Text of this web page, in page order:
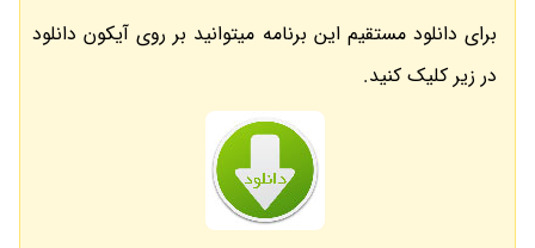
برای دانلود مستقیم این برنامه میتوانید بر روی آیکون دانلود
در زیر کلیک کنید.